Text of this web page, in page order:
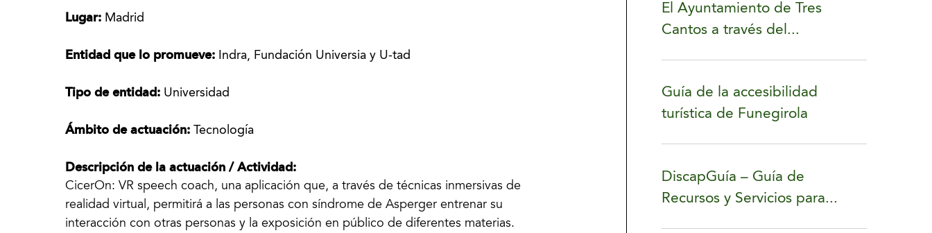
Lugar: Madrid
Entidad que lo promueve: Indra, Fundación Universia y U-tad
Tipo de entidad: Universidad
Ámbito de actuación:Tecnología
Descripción de la actuación / Actividad:
CicerOn: VR speech coach, una aplicación que, a través de técnicas inmersivas de
realidad virtual, permitirá a las personas con síndrome de Asperger entrenar su
interacción con otras personas y la exposición en público de diferentes materias.
El Ayuntamiento de Tres
Cantos a través del...
Guía de la accesibilidad
turística de Funegirola
DiscapGuía – Guía de
Recursos y Servicios para...